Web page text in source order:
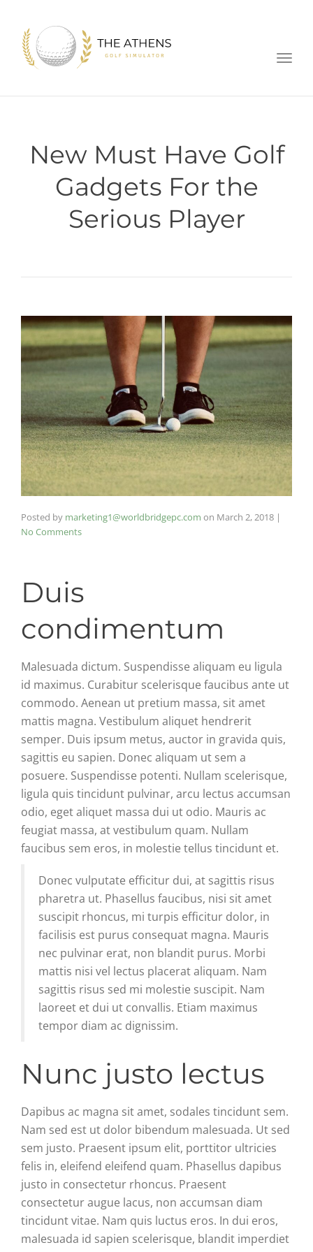
New Must Have Golf
Gadgets For the
Serious Player
Posted by marketing1@worldbridgepc.com on March 2, 2018 |
No Comments
Duis
condimentum
Malesuada dictum. Suspendisse aliquam eu ligula
id maximus. Curabitur scelerisque faucibus ante ut
commodo. Aenean ut pretium massa, sit amet
mattis magna. Vestibulum aliquet hendrerit
semper. Duis ipsum metus, auctor in gravida quis,
sagittis eu sapien. Donec aliquam ut sem a
posuere. Suspendisse potenti. Nullam scelerisque,
ligula quis tincidunt pulvinar, arcu lectus accumsan
odio, eget aliquet massa dui ut odio. Mauris ac
feugiat massa, at vestibulum quam. Nullam
faucibus sem eros, in molestie tellus tincidunt et.
Donec vulputate efficitur dui, at sagittis risus
pharetra ut. Phasellus faucibus, nisi sit amet
suscipit rhoncus, mi turpis efficitur dolor, in
facilisis est purus consequat magna. Mauris
nec pulvinar erat, non blandit purus. Morbi
mattis nisi vel lectus placerat aliquam. Nam
sagittis risus sed mi molestie suscipit. Nam
laoreet et dui ut convallis. Etiam maximus
tempor diam ac dignissim.
Nunc justo lectus
Dapibus ac magna sit amet, sodales tincidunt sem.
Nam sed est ut dolor bibendum malesuada. Ut sed
sem justo. Praesent ipsum elit, porttitor ultricies
felis in, eleifend eleifend quam. Phasellus dapibus
justo in consectetur rhoncus. Praesent
consectetur augue lacus, non accumsan diam
tincidunt vitae. Nam quis luctus eros. In dui eros,
malesuada id sapien scelerisque, blandit imperdiet